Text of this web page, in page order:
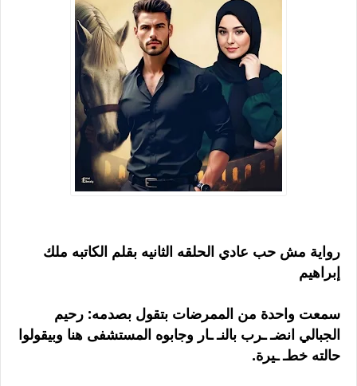
رواية مش حب عادي الحلقه الثانيه بقلم الكاتبه ملك
إبراهيم
سمعت واحدة من الممرضات بتقول بصدمه: رحيم
الجبالي انضـ ـرب بالنـ ـار وجابوه المستشفى هنا وبيقولوا
حالته خطـ ـيرة.